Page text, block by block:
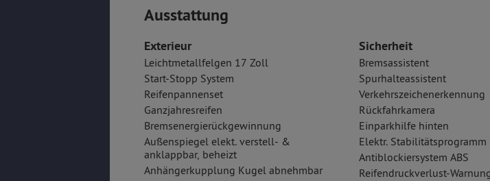
Ausstattung
Exterieur
Leichtmetallfelgen 17 Zoll
Start-Stopp System
Reifenpannenset
Ganzjahresreifen
Bremsenergierückgewinnung
Außenspiegel elekt. verstell- &
anklappbar, beheizt
Anhängerkupplung Kugel abnehmbar
Sicherheit
Bremsassistent
Spurhalteassistent
Verkehrszeichenerkennung
Rückfahrkamera
Einparkhilfe hinten
Elektr. Stabilitätsprogramm
Antiblockiersystem ABS
Reifendruckverlust-